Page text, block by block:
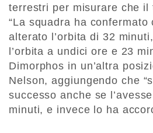
terrestri per misurare che il
“La squadra ha confermato
alterato l’orbita di 32
l’orbita a undici ore e 23
Dimorphos in un’altra
Nelson, aggiungendo che
successo anche se
minuti, e invece lo ha